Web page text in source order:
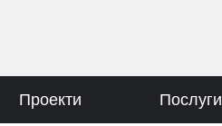
Проекти Послуги